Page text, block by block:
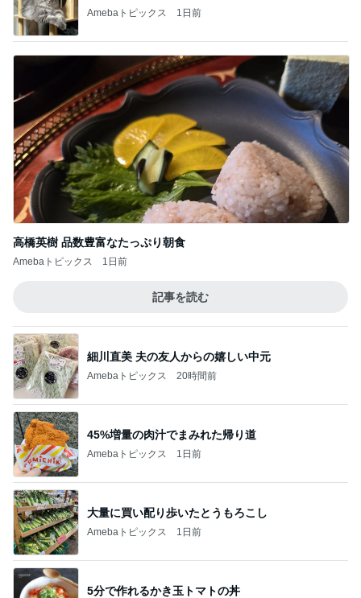
Amebaトピックス 1日前
高橋英樹 品数豊富なたっぷり朝食
Amebaトピックス 1日前
記事を読む
細川直美 夫の友人からの嬉しい中元
Amebaトピックス 20時間前
45%増量の肉汁でまみれた帰り道
Amebaトピックス 1日前
大量に買い配り歩いたとうもろこし
Amebaトピックス 1日前
5分で作れるかき玉トマトの丼